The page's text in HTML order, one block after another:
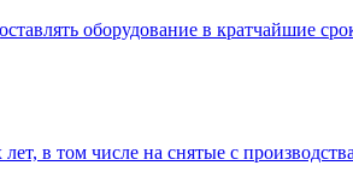
оборудование в кратчайшие
в том числе на снятые с